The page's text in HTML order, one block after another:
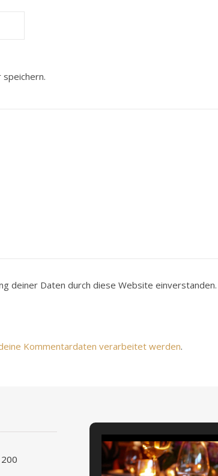
deiner Daten durch diese Website einverstanden.
Kommentardaten verarbeitet werden.